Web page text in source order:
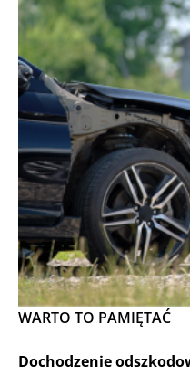
WARTO TO PAMIĘTAĆ
Dochodzenie